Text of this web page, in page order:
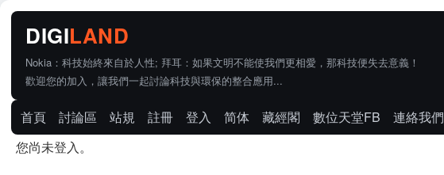
Nokia：科技始終來自於人性; 拜耳：如果文明不能使我們更相愛，那科技便失去意義！
歡迎您的加入，讓我們一起討論科技與環保的整合應用...
首頁 討論區 站規 註冊 登入 简体 藏經閣 數位天堂FB
連絡我們
您尚未登入。